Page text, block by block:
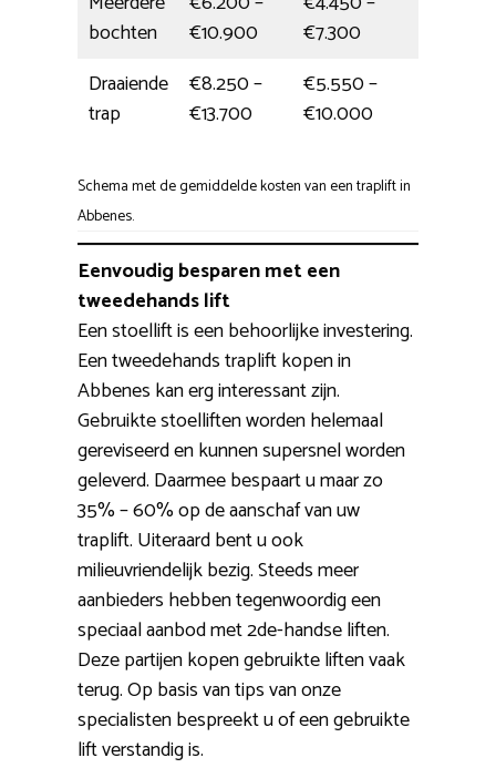
bochten
€10.900
€7.300
Draaiende
trap
€8.250 –
€13.700
€5.550 –
€10.000
Schema met de gemiddelde kosten van een traplift in
Abbenes.
Eenvoudig besparen met een
tweedehands lift
Een stoellift is een behoorlijke investering.
Een tweedehands traplift kopen in
Abbenes kan erg interessant zijn.
Gebruikte stoelliften worden helemaal
gereviseerd en kunnen supersnel worden
geleverd. Daarmee bespaart u maar zo
35% – 60% op de aanschaf van uw
traplift. Uiteraard bent u ook
milieuvriendelijk bezig. Steeds meer
aanbieders hebben tegenwoordig een
speciaal aanbod met 2de-handse liften.
Deze partijen kopen gebruikte liften vaak
terug. Op basis van tips van onze
specialisten bespreekt u of een gebruikte
lift verstandig is.